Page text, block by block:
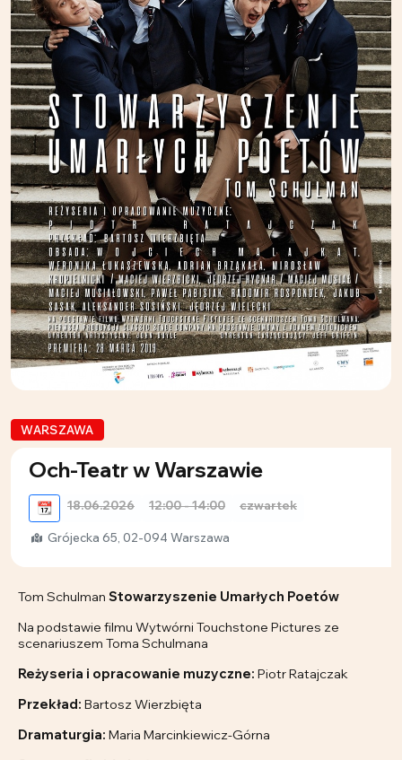
WARSZAWA
Och-Teatr w Warszawie
📆 18.06.2026 12:00 - 14:00 czwartek
Grójecka 65, 02-094 Warszawa
Tom Schulman Stowarzyszenie Umarłych Poetów
Na podstawie filmu Wytwórni Touchstone Pictures ze
scenariuszem Toma Schulmana
Reżyseria i opracowanie muzyczne: Piotr Ratajczak
Przekład: Bartosz Wierzbięta
Dramaturgia: Maria Marcinkiewicz-Górna